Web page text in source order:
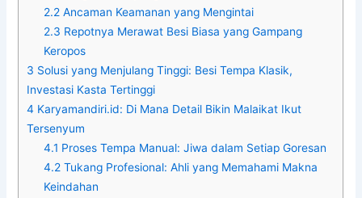
2.2 Ancaman Keamanan yang Mengintai
2.3 Repotnya Merawat Besi Biasa yang Gampang
Keropos
3 Solusi yang Menjulang Tinggi: Besi Tempa Klasik,
Investasi Kasta Tertinggi
4 Karyamandiri.id: Di Mana Detail Bikin Malaikat Ikut
Tersenyum
4.1 Proses Tempa Manual: Jiwa dalam Setiap Goresan
4.2 Tukang Profesional: Ahli yang Memahami Makna
Keindahan